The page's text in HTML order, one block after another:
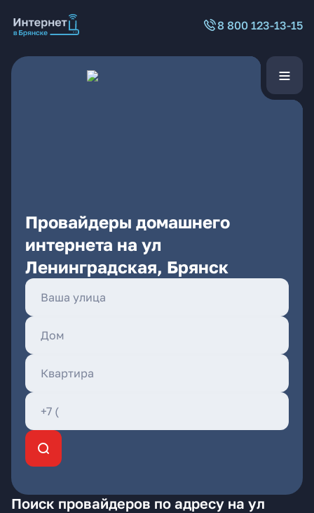
8 800 123-13-15
Провайдеры домашнего
интернета на ул
Ленинградская, Брянск
Поиск провайдеров по адресу на ул